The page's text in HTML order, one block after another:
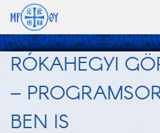
RÓKAHEGYI
–
BEN IS